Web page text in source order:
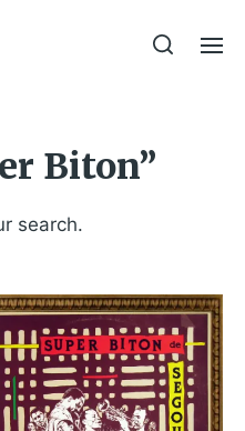
Biton”
search.